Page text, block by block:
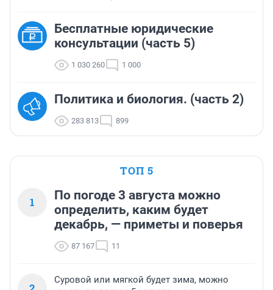
Бесплатные юридические
консультации (часть 5)
1 030 260 1 000
Политика и биология. (часть 2)
283 813 899
ТОП 5
1
По погоде 3 августа можно
определить, каким будет
декабрь, — приметы и поверья
87 167 11
Суровой или мягкой будет зима, можно